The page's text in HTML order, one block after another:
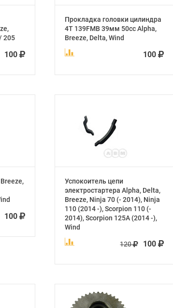
205
100
Прокладка головки цилиндра
4Т 139FMB 39мм 50сс Alpha,
Breeze, Delta, Wind
100
100
Успокоитель цепи
электростартера Alpha, Delta,
Breeze, Ninja 70 (- 2014), Ninja
110 (2014 -), Scorpion 110 (-
2014), Scorpion 125А (2014 -),
Wind
120 100